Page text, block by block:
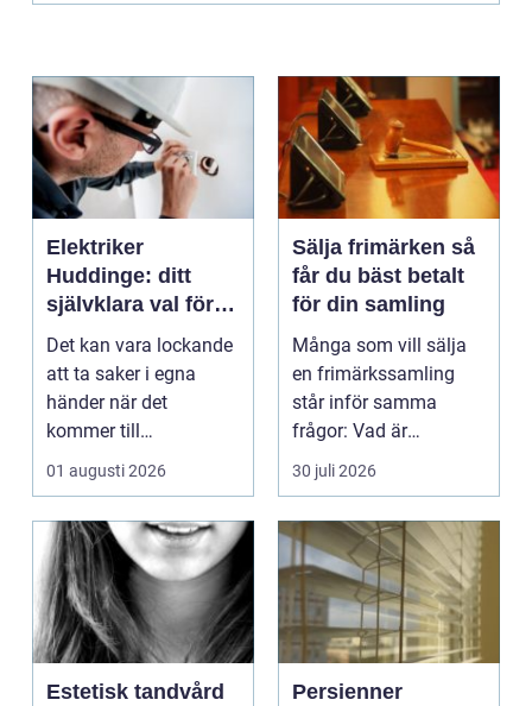
Elektriker
Huddinge: ditt
självklara val för
säker elinstallation
Det kan vara lockande
att ta saker i egna
händer när det
kommer till
hemförbättr...
01 augusti 2026
Sälja frimärken så
får du bäst betalt
för din samling
Många som vill sälja
en frimärkssamling
står inför samma
frågor: Vad är
samlingen värd? Var
vänder m...
30 juli 2026
Estetisk tandvård
Persienner